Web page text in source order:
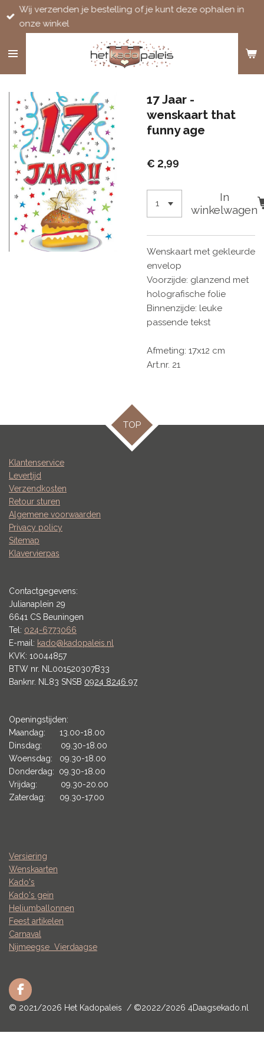
Ga
direct
de
Wij verzenden je bestelling of je kunt deze ophalen in
onze winkel
17 Jaar -
wenskaart that
funny age
€ 2,99
In
winkelwagen
Wenskaart met gekleurde
envelop
Voorzijde: glanzend met
holografische folie
Binnenzijde: leuke
passende tekst
Afmeting: 17x12 cm
Art.nr. 21
TOP
Klantenservice
Levertijd
Verzendkosten
Retour sturen
Algemene voorwaarden
Privacy policy
Sitemap
Klavervierpas
Contactgegevens:
Julianaplein 29
6641 CS Beuningen
Tel: 024-6773066
E-mail: kado@kadopaleis.nl
KVK: 10044857
BTW nr. NL001520307B33
Banknr. NL83 SNSB 0924 8246 97
Openingstijden:
Maandag: 13.00-18.00
Dinsdag: 09.30-18.00
Woensdag: 09.30-18.00
Donderdag: 09.30-18.00
Vrijdag: 09.30-20.00
Zaterdag: 09.30-17.00
Versiering
Wenskaarten
Kado's
Kado's gein
Heliumballonnen
Feest artikelen
Carnaval
Nijmeegse Vierdaagse
F
a
© 2021/2026 Het Kadopaleis / ©2022/2026 4Daagsekado.nl